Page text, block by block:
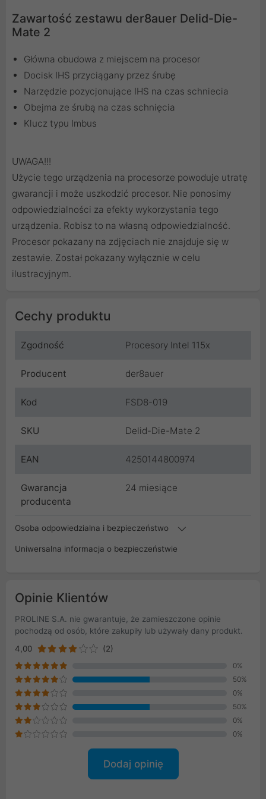
Zawartość zestawu der8auer Delid-Die-
Mate 2
Główna obudowa z miejscem na procesor
Docisk IHS przyciągany przez śrubę
Narzędzie pozycjonujące IHS na czas schniecia
Obejma ze śrubą na czas schnięcia
Klucz typu Imbus
UWAGA!!!
Użycie tego urządzenia na procesorze powoduje utratę
gwarancji i może uszkodzić procesor. Nie ponosimy
odpowiedzialności za efekty wykorzystania tego
urządzenia. Robisz to na własną odpowiedzialność.
Procesor pokazany na zdjęciach nie znajduje się w
zestawie. Został pokazany wyłącznie w celu
ilustracyjnym.
Cechy produktu
Zgodność Procesory Intel 115x
Producent der8auer
Kod FSD8-019
SKU Delid-Die-Mate 2
EAN 4250144800974
Gwarancja
producenta
24 miesiące
Osoba odpowiedzialna i bezpieczeństwo
Uniwersalna informacja o bezpieczeństwie
Opinie Klientów
PROLINE S.A. nie gwarantuje, że zamieszczone opinie
pochodzą od osób, które zakupiły lub używały dany produkt.
4,00
(2)
0%
50%
0%
50%
0%
0%
Dodaj opinię